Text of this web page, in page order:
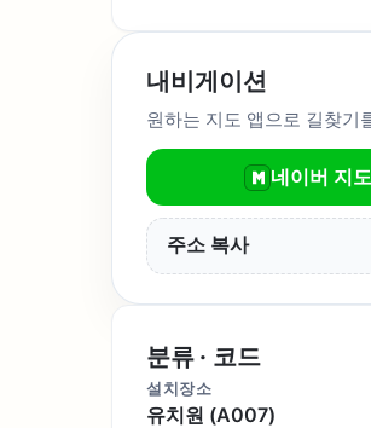
내비게이션
원하는 지도 앱으로 길찾기
네이버 지도
주소 복사
분류 · 코드
설치장소
유치원 (A007)